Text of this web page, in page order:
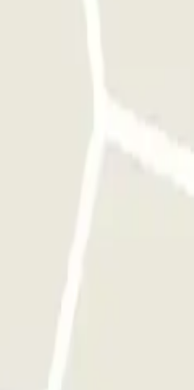
Parkeer op een
voertuig. ALS UW